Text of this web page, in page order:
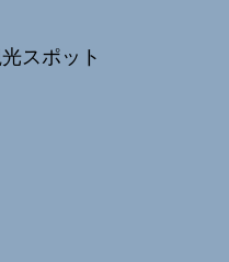
スポット